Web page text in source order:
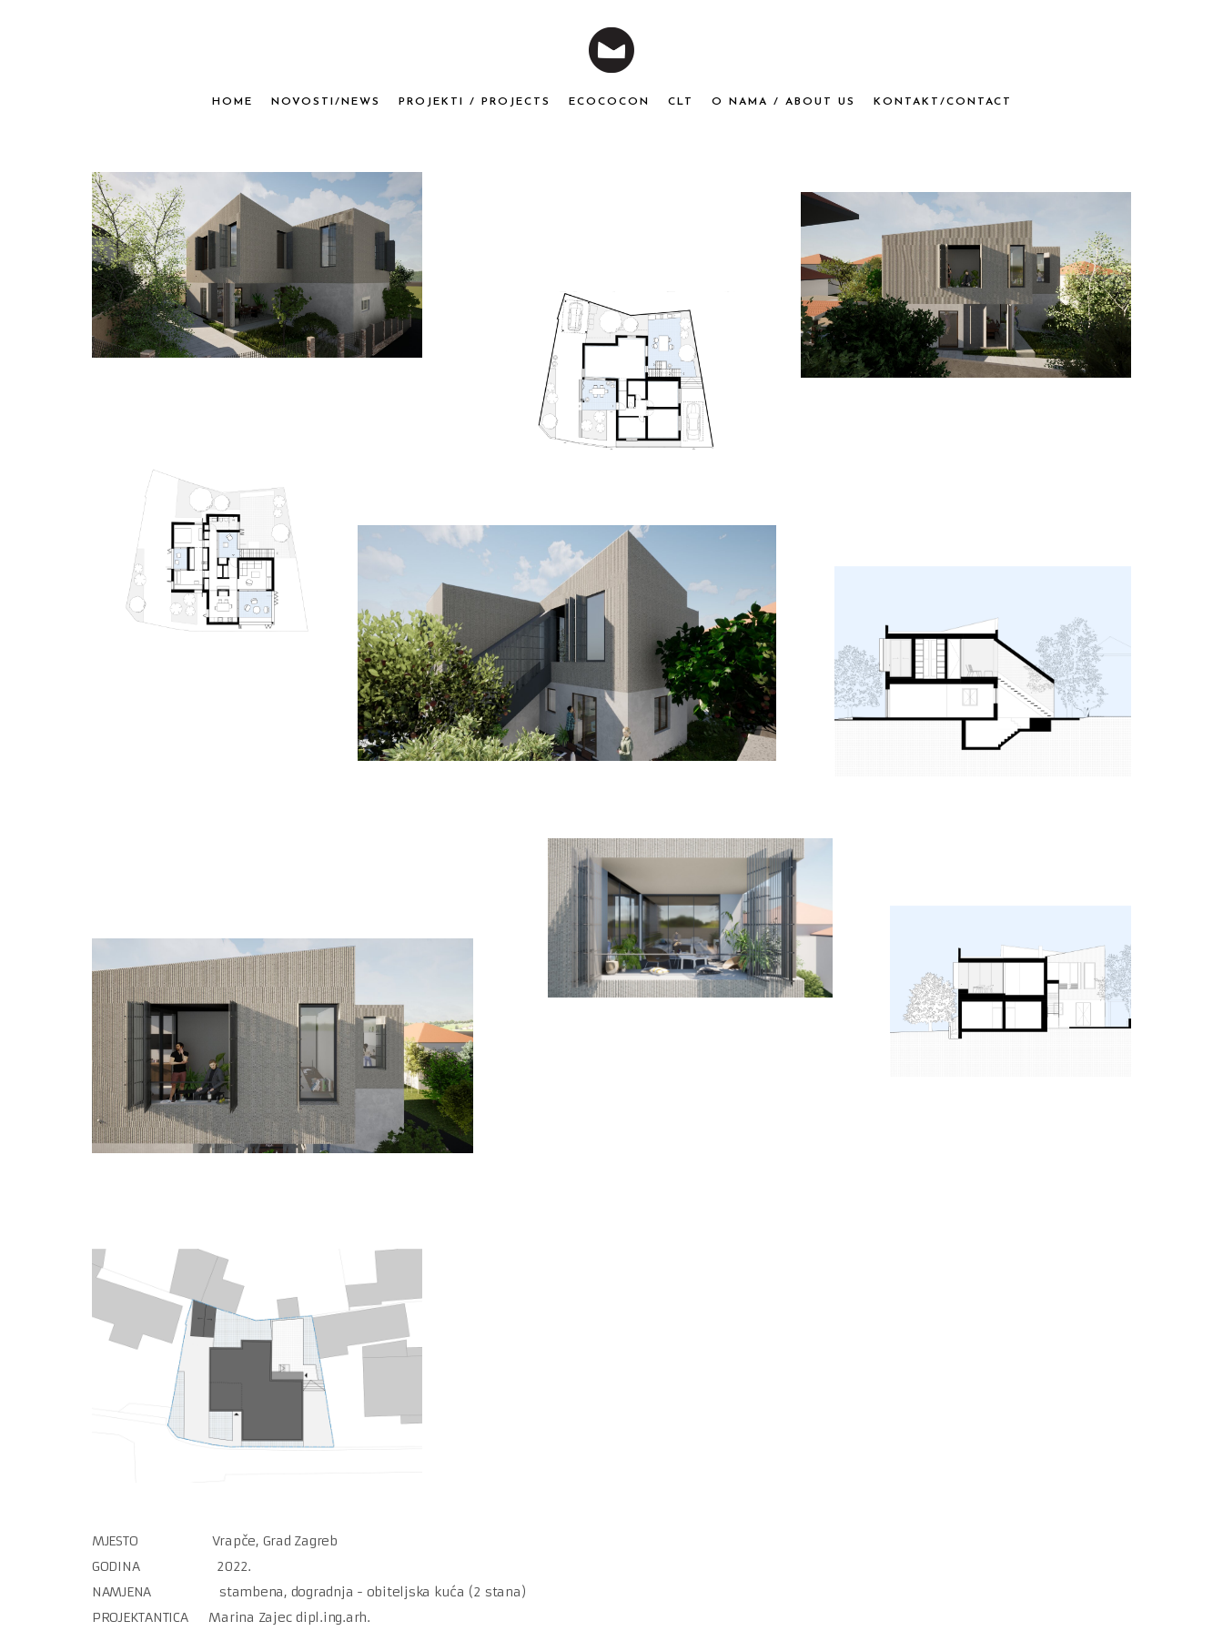
HOME NOVOSTI/NEWS PROJEKTI / PROJECTS ECOCOCON CLT O NAMA / ABOUT US KONTAKT/CONTACT
MJESTO Vrapče, Grad Zagreb
GODINA 2022.
NAMJENA stambena, dogradnja - obiteljska kuća (2 stana)
PROJEKTANTICA Marina Zajec dipl.ing.arh.